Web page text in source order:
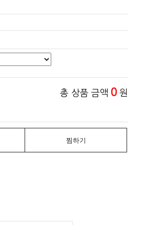
총 상품 금액 0 원
찜하기